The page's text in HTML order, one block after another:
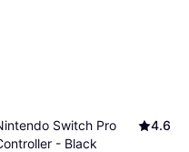
Switch Pro
- Black
4.6